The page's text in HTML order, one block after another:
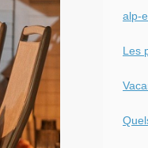
alp-
Les